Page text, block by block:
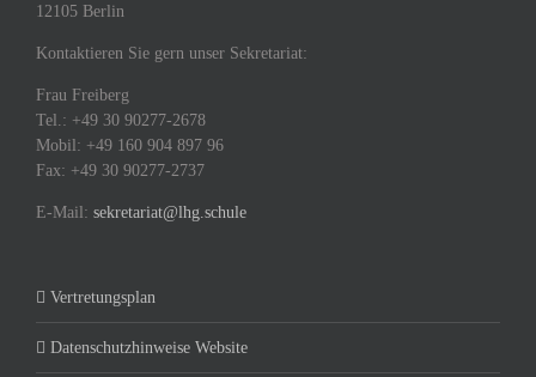
12105 Berlin
Kontaktieren Sie gern unser Sekretariat:
Frau Freiberg
Tel.: +49 30 90277-2678
Mobil: +49 160 904 897 96
Fax: +49 30 90277-2737
E-Mail: sekretariat@lhg.schule
Vertretungsplan
Datenschutzhinweise Website